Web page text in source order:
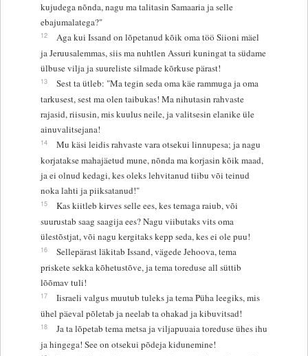
kujudega nõnda, nagu ma talitasin Samaaria ja selle
ebajumalatega?"
12
Aga kui Issand on lõpetanud kõik oma töö Siioni mäel
ja Jeruusalemmas, siis ma nuhtlen Assuri kuningat ta südame
ülbuse vilja ja suureliste silmade kõrkuse pärast!
13
Sest ta ütleb: "Ma tegin seda oma käe rammuga ja oma
tarkusest, sest ma olen taibukas! Ma nihutasin rahvaste
rajasid, riisusin, mis kuulus neile, ja valitsesin elanike üle
ainuvalitsejana!
14
Mu käsi leidis rahvaste vara otsekui linnupesa; ja nagu
korjatakse mahajäetud mune, nõnda ma korjasin kõik maad,
ja ei olnud kedagi, kes oleks lehvitanud tiibu või teinud
noka lahti ja piiksatanud!"
15
Kas kiitleb kirves selle ees, kes temaga raiub, või
suurustab saag saagija ees? Nagu viibutaks vits oma
ülestõstjat, või nagu kergitaks kepp seda, kes ei ole puu!
16
Sellepärast läkitab Issand, vägede Jehoova, tema
priskete sekka kõhetustõve, ja tema toreduse all süttib
lõõmav tuli!
17
Iisraeli valgus muutub tuleks ja tema Püha leegiks, mis
ühel päeval põletab ja neelab ta ohakad ja kibuvitsad!
18
Ja ta lõpetab tema metsa ja viljapuuaia toreduse ühes ihu
ja hingega! See on otsekui põdeja kidunemine!